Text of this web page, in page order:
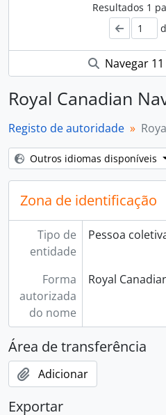
Resultados 1
Navegar
Royal Canadian
Registo de autoridade
Outros idiomas disponíveis
Zona de identificação
Tipo de
entidade
Pessoa
Forma
autorizada
do nome
Royal
Área de transferência
Adicionar
Exportar